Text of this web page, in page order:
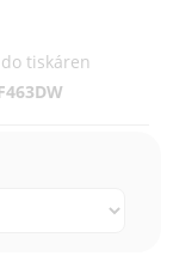
tiskáren